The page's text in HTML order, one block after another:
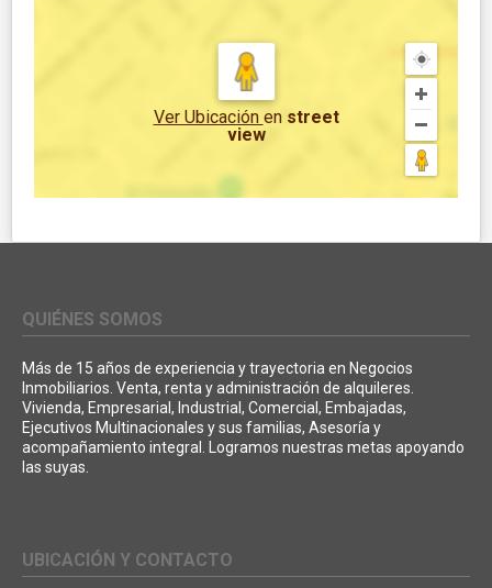
Ver Ubicación en street
view
QUIÉNES SOMOS
Más de 15 años de experiencia y trayectoria en Negocios
Inmobiliarios. Venta, renta y administración de alquileres.
Vivienda, Empresarial, Industrial, Comercial, Embajadas,
Ejecutivos Multinacionales y sus familias, Asesoría y
acompañamiento integral. Logramos nuestras metas apoyando
las suyas.
UBICACIÓN Y CONTACTO